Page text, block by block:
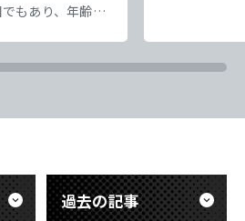
もあり、年齢や
からスタートし
ャとはどのよう
どを学び、競技
れで、スポ
最初は操作
過去の記事
東海医療科学
東海医療工学
専門学校
東海医療科学
東海医療工学
専門学校
東海医療科学
東海医療工学
専門学校
東海医療科学
東海医療工学
専門学校